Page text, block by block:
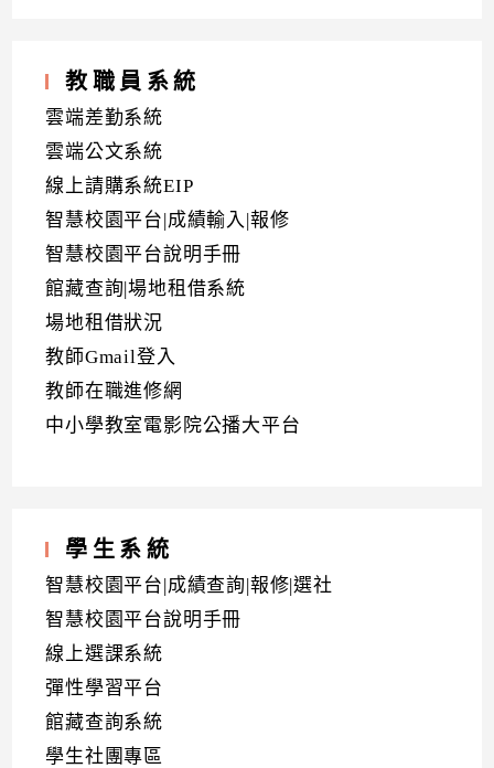
教職員系統
雲端差勤系統
雲端公文系統
線上請購系統EIP
智慧校園平台|成績輸入|報修
智慧校園平台說明手冊
館藏查詢|場地租借系統
場地租借狀況
教師Gmail登入
教師在職進修網
中小學教室電影院公播大平台
學生系統
智慧校園平台|成績查詢|報修|選社
智慧校園平台說明手冊
線上選課系統
彈性學習平台
館藏查詢系統
學生社團專區